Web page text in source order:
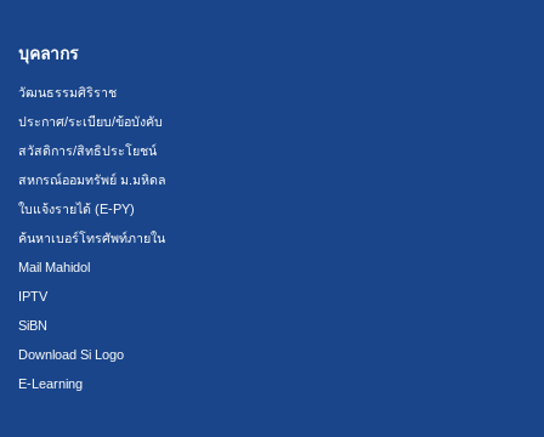
บุคลากร
วัฒนธรรมศิริราช
ประกาศ/ระเบียบ/ข้อบังคับ
สวัสดิการ/สิทธิประโยชน์
สหกรณ์ออมทรัพย์ ม.มหิดล
ใบแจ้งรายได้ (E-PY)
ค้นหาเบอร์โทรศัพท์ภายใน
Mail Mahidol
IPTV
SiBN
Download Si Logo
E-Learning